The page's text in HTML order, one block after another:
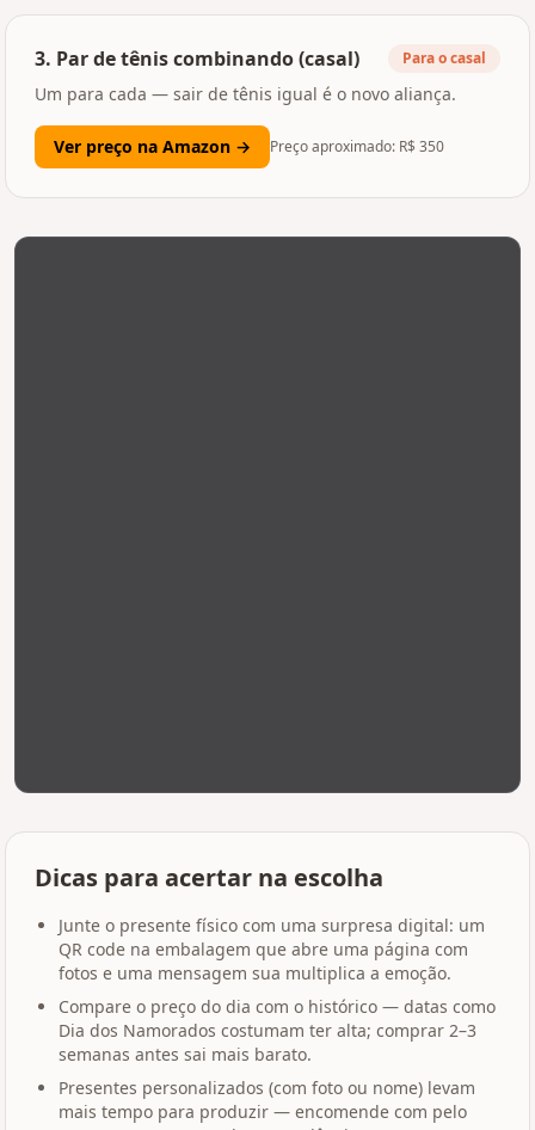
3. Par de tênis combinando (casal) Para o casal
Um para cada — sair de tênis igual é o novo aliança.
Ver preço na Amazon → Preço aproximado: R$ 350
Dicas para acertar na escolha
Junte o presente físico com uma surpresa digital: um
QR code na embalagem que abre uma página com
fotos e uma mensagem sua multiplica a emoção.
Compare o preço do dia com o histórico — datas como
Dia dos Namorados costumam ter alta; comprar 2–3
semanas antes sai mais barato.
Presentes personalizados (com foto ou nome) levam
mais tempo para produzir — encomende com pelo